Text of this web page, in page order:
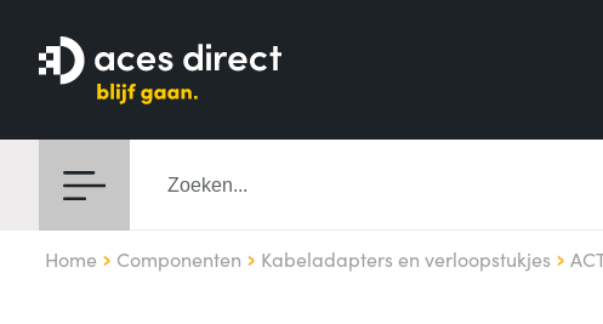
Home Componenten Kabeladapters en verloopstukjes